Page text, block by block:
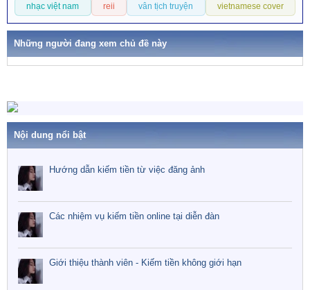
n
s
:
h
nhạc việt nam
reii vân tịch truyện vietnamese cover
Những người đang xem chủ đề này
Nội dung nổi bật
Hướng dẫn kiếm tiền từ việc đăng ảnh
Các nhiệm vụ kiếm tiền online tại diễn đàn
Giới thiệu thành viên - Kiếm tiền không giới hạn